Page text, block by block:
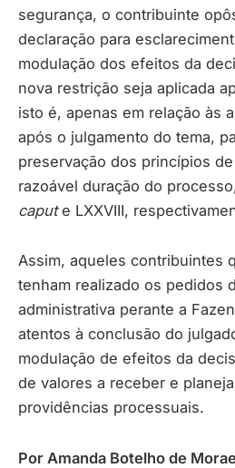
segurança, o contribuinte
declaração para
modulação dos efeitos da
nova restrição seja aplicada
isto é, apenas em relação às
após o julgamento do tema,
preservação dos princípios
razoável duração do
capute LXXVIII,
Assim, aqueles contribuintes
tenham realizado os pedidos
administrativa perante a
atentos à conclusão do
modulação de efeitos da
de valores a receber e
providências processuais.
Por Amanda Botelho de